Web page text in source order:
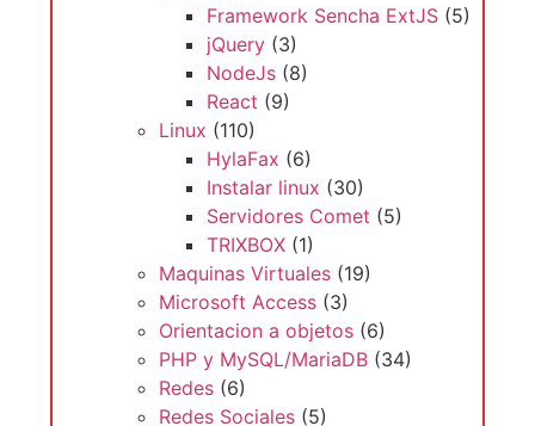
Framework Sencha ExtJS (5)
jQuery (3)
NodeJs (8)
React (9)
Linux (110)
HylaFax (6)
Instalar linux (30)
Servidores Comet (5)
TRIXBOX (1)
Maquinas Virtuales (19)
Microsoft Access (3)
Orientacion a objetos (6)
PHP y MySQL/MariaDB (34)
Redes (6)
Redes Sociales (5)